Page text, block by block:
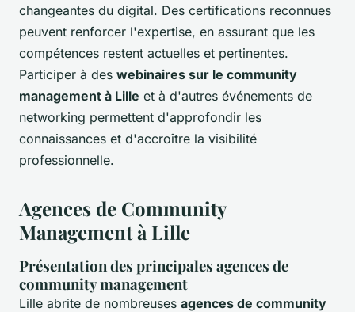
changeantes du digital. Des certifications reconnues
peuvent renforcer l'expertise, en assurant que les
compétences restent actuelles et pertinentes.
Participer à des webinaires sur le community
management à Lille et à d'autres événements de
networking permettent d'approfondir les
connaissances et d'accroître la visibilité
professionnelle.
Agences de Community
Management à Lille
Présentation des principales agences de
community management
Lille abrite de nombreuses agences de community